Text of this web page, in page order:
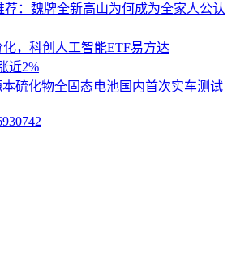
：魏牌全新高山为何成为全家人公认
，科创人工智能ETF易方达
近2%
硫化物全固态电池国内首次实车测试